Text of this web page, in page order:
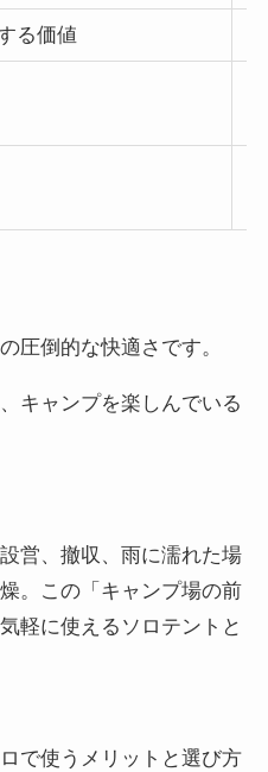
る価値
圧倒的な快適さです。
キャンプを楽しんでいる
営、撤収、雨に濡れた場
。この「キャンプ場の前
軽に使えるソロテントと
で使うメリットと選び方